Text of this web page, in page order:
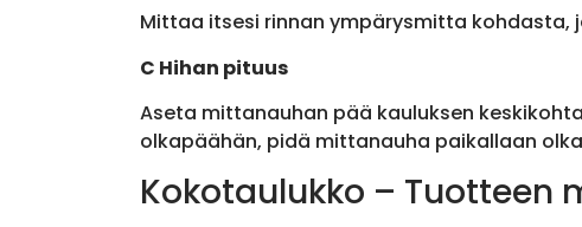
Mittaa itsesi rinnan ympärysmitta kohdasta,
C Hihan pituus
Aseta mittanauhan pää kauluksen
olkapäähän, pidä mittanauha paikallaan
Kokotaulukko – Tuotteen